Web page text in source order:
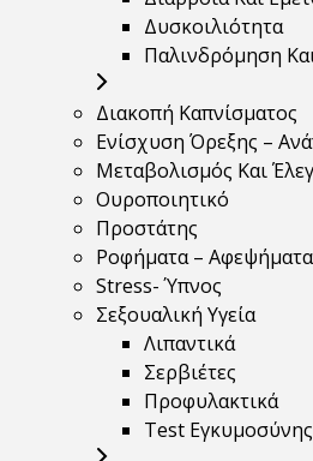
Δυσκοιλιότητα
Παλινδρόμηση
Διακοπή Καπνίσματος
Ενίσχυση Όρεξης –
Μεταβολισμός Και
Ουροποιητικό
Προστάτης
Ροφήματα – Αφεψήματα
Stress- Ύπνος
Σεξουαλική Υγεία
Λιπαντικά
Σερβιέτες
Προφυλακτικά
Test Εγκυμοσύνης